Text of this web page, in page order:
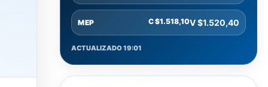
MEP C $1.518,10V $1.520,40
ACTUALIZADO 19:01